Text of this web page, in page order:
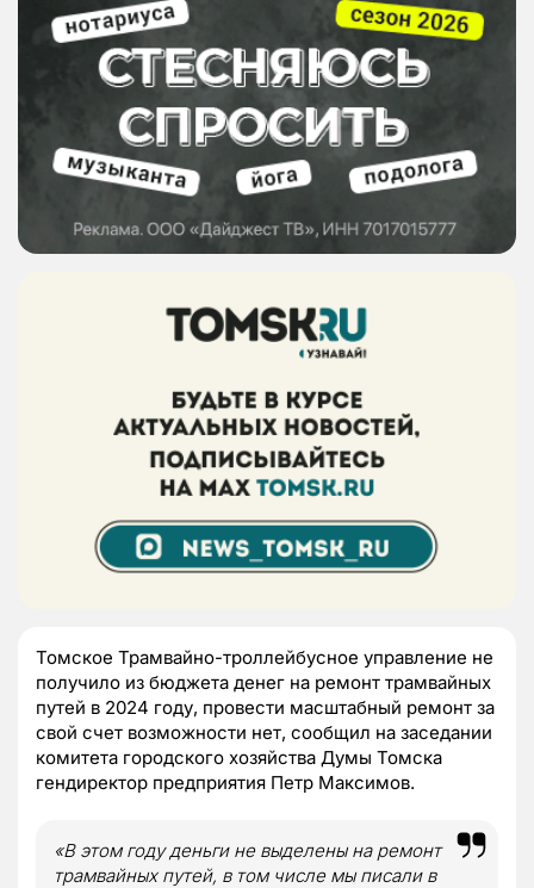
Томское Трамвайно-троллейбусное управление не
получило из бюджета денег на ремонт трамвайных
путей в 2024 году, провести масштабный ремонт за
свой счет возможности нет, сообщил на заседании
комитета городского хозяйства Думы Томска
гендиректор предприятия Петр Максимов.
«В этом году деньги не выделены на ремонт
трамвайных путей, в том числе мы писали в